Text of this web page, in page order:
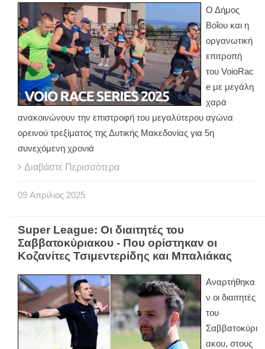
Ο Δήμος
Βοΐου και η
οργανωτική
επιτροπή
του VoioRac
e με μεγάλη
χαρά
ανακοινώνουν την επιστροφή του μεγαλύτερου αγώνα
ορεινού τρεξίματος της Δυτικής Μακεδονίας για 5η
συνεχόμενη χρονιά
Διαβάστε Περισσότερα
09 Απρίλιος 2025
Super League: Οι διαιτητές του
Σαββατοκύριακου - Που ορίστηκαν οι
Κοζανίτες Τσιμεντερίδης και Μπαλιάκας
Αναρτήθηκα
ν οι διαιτητές
του
Σαββατοκύρι
ακου, στους